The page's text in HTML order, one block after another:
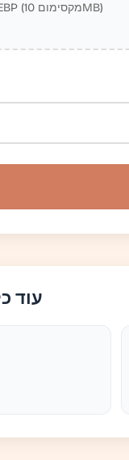
פורמטים נתמכים: JPG, PNG, GIF, BMP, WEBP (מקסימום 10MB)
עוד